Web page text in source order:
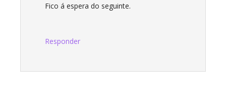
Fico á espera do seguinte.
Responder